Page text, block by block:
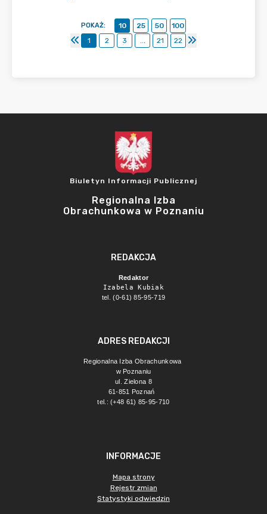
POKAŻ: 10 25 50
100
1
2 3 ... 21 22
Biuletyn Informacji Publicznej
Regionalna Izba
Obrachunkowa w Poznaniu
REDAKCJA
Redaktor
Izabela Kubiak
tel. (0-61) 85-95-719
ADRES REDAKCJI
Regionalna Izba Obrachunkowa
w Poznaniu
ul. Zielona 8
61-851 Poznań
tel.: (+48 61) 85-95-710
INFORMACJE
Mapa strony
Rejestr zmian
Statystyki odwiedzin